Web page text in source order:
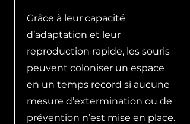
Grâce à leur capacité
d’adaptation et leur
reproduction rapide, les souris
peuvent coloniser un espace
en un temps record si aucune
mesure d’extermination ou de
prévention n’est mise en place.